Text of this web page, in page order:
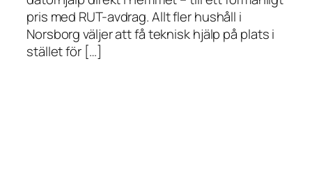
pris med RUT-avdrag. Allt fler hushåll i
Norsborg väljer att få teknisk hjälp på plats i
stället för […]